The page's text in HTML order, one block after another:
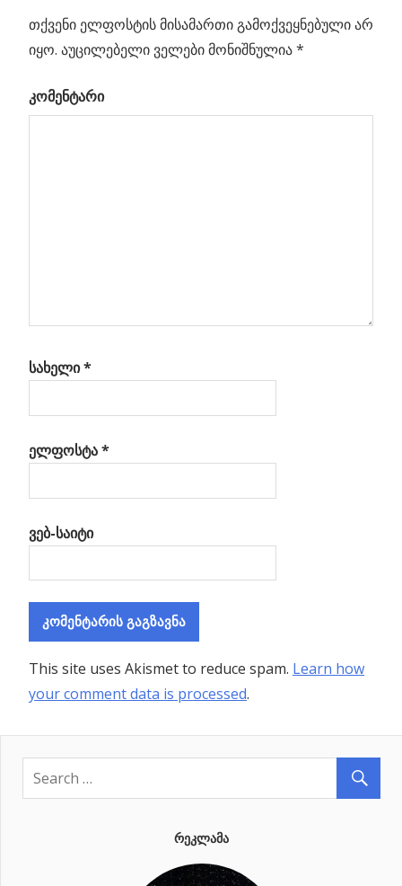
ნავიგაცია
მტვრის დისკო
“ჯეიმს
თქვენი ელფოსტის მისამართი გამოქვეყნებული არ
იყო. აუცილებელი ველები მონიშნულია*
კომენტარი
სახელი*
ელფოსტა*
ვებ-საიტი
This site uses Akismet to reduce spam. Learn how
your comment data is processed.
ᲠᲔᲙᲚᲐᲛᲐ